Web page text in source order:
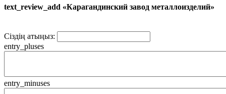
text_review_add «Карагандинский завод металлоизделий»
Сіздің атыңыз:
entry_pluses
entry_minuses